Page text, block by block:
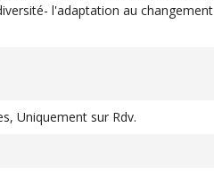
l'adaptation au changement
Uniquement sur Rdv.